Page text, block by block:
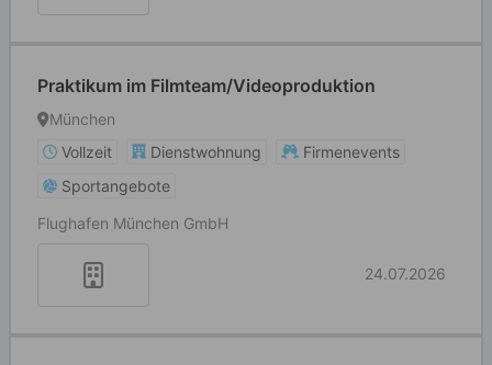
Praktikum im Filmteam/Videoproduktion
München
Vollzeit
Dienstwohnung
Firmenevents
Sportangebote
Flughafen München GmbH
24.07.2026